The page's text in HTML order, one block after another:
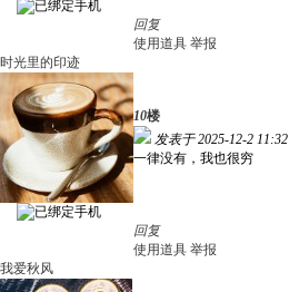
回复
使用道具 举报
时光里的印迹
10楼
发表于 2025-12-2 11:32
一律没有，我也很穷
回复
使用道具 举报
我爱秋风